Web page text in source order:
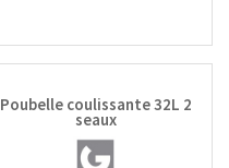
Poubelle coulissante 32L 2
seaux